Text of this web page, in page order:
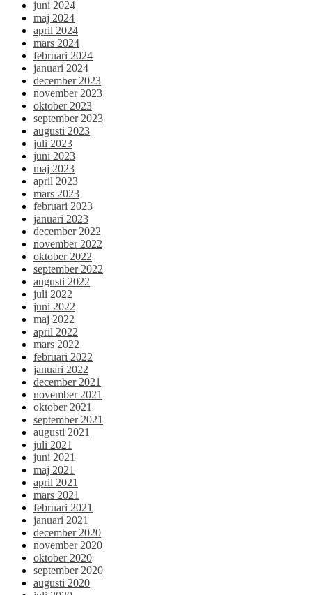
juni 2024
maj 2024
april 2024
mars 2024
februari 2024
januari 2024
december 2023
november 2023
oktober 2023
september 2023
augusti 2023
juli 2023
juni 2023
maj 2023
april 2023
mars 2023
februari 2023
januari 2023
december 2022
november 2022
oktober 2022
september 2022
augusti 2022
juli 2022
juni 2022
maj 2022
april 2022
mars 2022
februari 2022
januari 2022
december 2021
november 2021
oktober 2021
september 2021
augusti 2021
juli 2021
juni 2021
maj 2021
april 2021
mars 2021
februari 2021
januari 2021
december 2020
november 2020
oktober 2020
september 2020
augusti 2020